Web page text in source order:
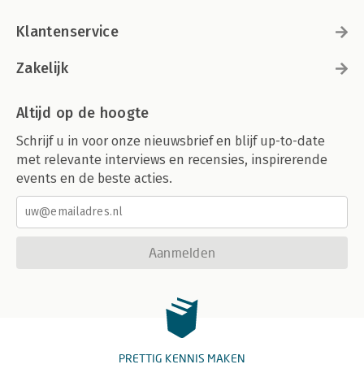
Klantenservice
Zakelijk
Altijd op de hoogte
Schrijf u in voor onze nieuwsbrief en blijf up-to-date
met relevante interviews en recensies, inspirerende
events en de beste acties.
Aanmelden
PRETTIG KENNIS MAKEN